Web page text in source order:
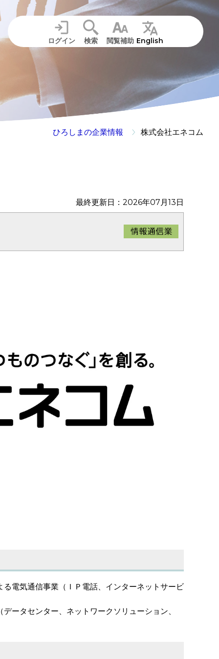
ログイン 検索 閲覧補助 English
ひろしまの企業情報 株式会社エネコム
最終更新日：2026年07月13日
電気通信事業（ＩＰ電話、インターネットサービ
ータセンター、ネットワークソリューション、